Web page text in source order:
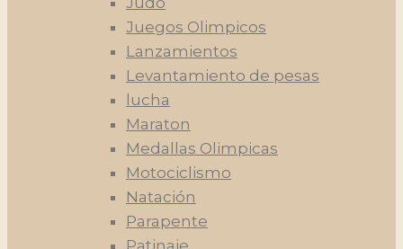
Juegos Olimpicos
Lanzamientos
Levantamiento de pesas
lucha
Maraton
Medallas Olimpicas
Motociclismo
Natación
Parapente